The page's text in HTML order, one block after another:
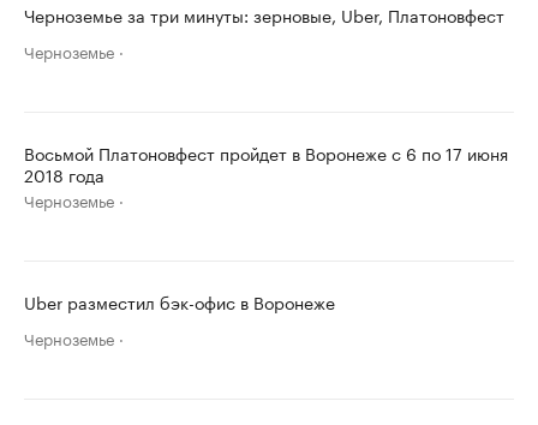
Черноземье за три минуты: зерновые, Uber, Платоновфест
Черноземье
Восьмой Платоновфест пройдет в Воронеже с 6 по 17 июня
2018 года
Черноземье
Uber разместил бэк-офис в Воронеже
Черноземье